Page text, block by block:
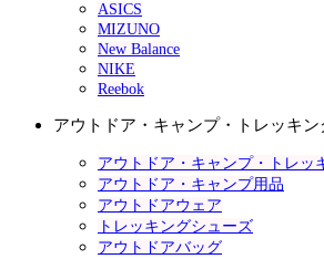
ASICS
MIZUNO
New Balance
NIKE
Reebok
アウトドア・キャンプ・トレッキン
アウトドア・キャンプ・トレッ
アウトドア・キャンプ用品
アウトドアウェア
トレッキングシューズ
アウトドアバッグ